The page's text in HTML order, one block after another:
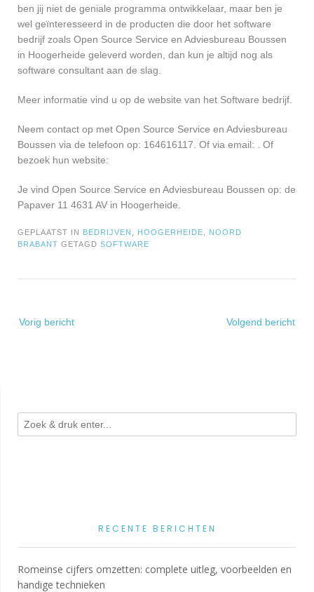
ben jij niet de geniale programma ontwikkelaar, maar ben je
wel geïnteresseerd in de producten die door het software
bedrijf zoals Open Source Service en Adviesbureau Boussen
in Hoogerheide geleverd worden, dan kun je altijd nog als
software consultant aan de slag.
Meer informatie vind u op de website van het Software bedrijf.
Neem contact op met Open Source Service en Adviesbureau
Boussen via de telefoon op: 164616117. Of via email:
. Of
bezoek hun website:
Je vind Open Source Service en Adviesbureau Boussen op: de
Papaver 11 4631 AV in Hoogerheide.
GEPLAATST IN BEDRIJVEN HOOGERHEIDE
NOORD
BRABANT GETAGD SOFTWARE
navigatie
Vorig bericht Volgend bericht
RECENTE BERICHTEN
Romeinse cijfers omzetten: complete uitleg, voorbeelden en
handige technieken